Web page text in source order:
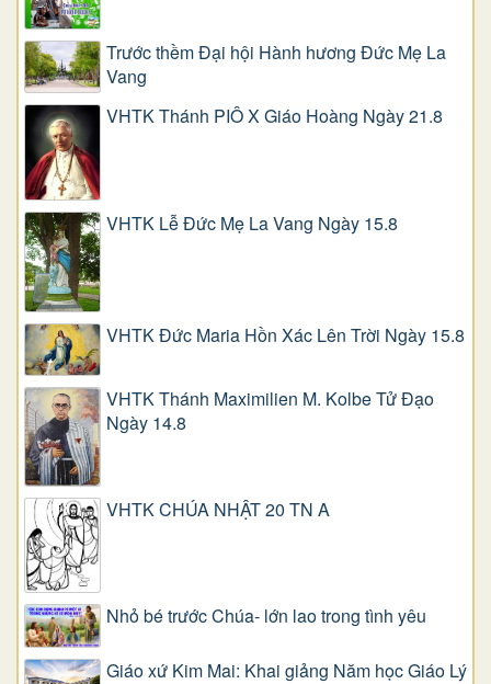
Trước thềm Đại hội Hành hương Đức Mẹ La
Vang
VHTK Thánh PIÔ X Giáo Hoàng Ngày 21.8
VHTK Lễ Đức Mẹ La Vang Ngày 15.8
VHTK Đức Maria Hồn Xác Lên Trời Ngày 15.8
VHTK Thánh Maximilien M. Kolbe Tử Đạo
Ngày 14.8
VHTK CHÚA NHẬT 20 TN A
Nhỏ bé trước Chúa- lớn lao trong tình yêu
Giáo xứ Kim Mai: Khai giảng Năm học Giáo Lý